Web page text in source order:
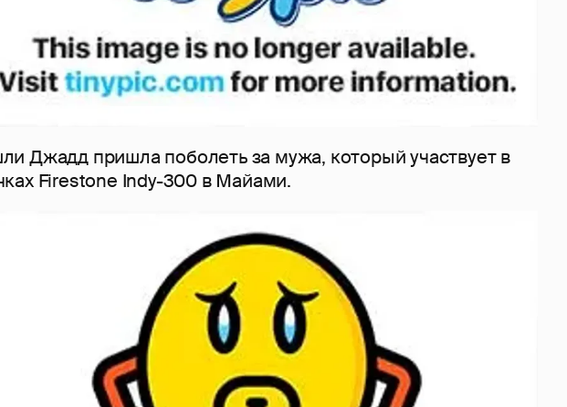
Джадд пришла поболеть за мужа, который участвует в
Firestone Indy-300 в Майами.